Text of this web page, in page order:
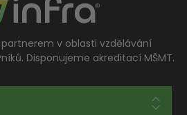
v oblasti vzdělávání
Disponujeme akreditací MŠMT.